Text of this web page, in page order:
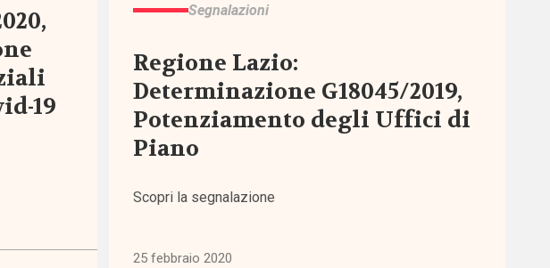
19
Segnalazioni
Regione Lazio:
Determinazione G18045/2019,
Potenziamento degli Uffici di
Piano
Scopri la segnalazione
25 febbraio 2020